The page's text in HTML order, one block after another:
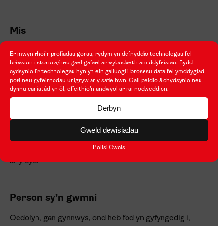
Er mwyn rhoi'r profiadau gorau, rydym yn defnyddio technolegau fel
briwsion i storio a/neu gael gafael ar wybodaeth am ddyfeisiau. Bydd
cydsynio i'r technolegau hyn yn ein galluogi i brosesu data fel ymddygiad
pori neu gyfeirnodau unigryw ar y safle hwn. Gall peidio â chydsynio neu
dynnu caniatâd yn ôl, effeithio'n andwyol ar rai nodweddion.
Derbyn
Gweld dewisiadau
Polisi Cwcis
Mis
Wrth gyfrifo swm y grantiau Taith, mae mis yn 28
diwrnod.
Partneriaeth
Cytundeb ffurfiol rhwng dau neu ragor o sefydliadau i
gymryd rhan mewn prosiect a ariennir gan Taith ac i
gymryd rhan mewn gweithgareddau a phrofiadau dysgu
ar y cyd.
Person sy’n gwmni
Oedolyn, gan gynnwys, ond heb fod yn gyfyngedig i,